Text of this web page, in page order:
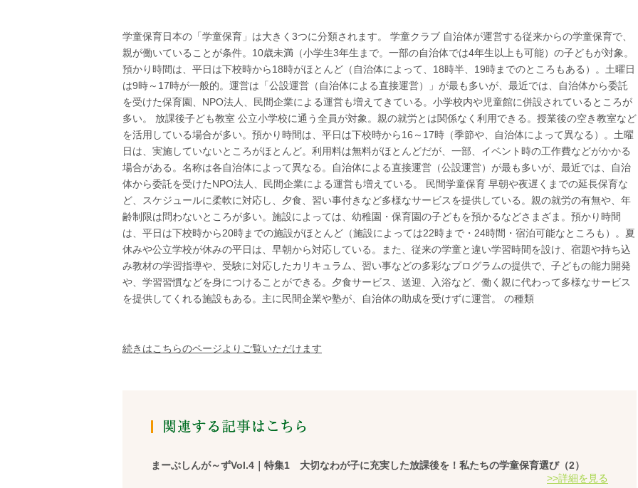
学童保育日本の「学童保育」は大きく3つに分類されます。 学童クラブ 自治体が運営する従来からの学童保育で、
親が働いていることが条件。10歳未満（小学生3年生まで。一部の自治体では4年生以上も可能）の子どもが対象。
預かり時間は、平日は下校時から18時がほとんど（自治体によって、18時半、19時までのところもある）。土曜日
は9時～17時が一般的。運営は「公設運営（自治体による直接運営）」が最も多いが、最近では、自治体から委託
を受けた保育園、NPO法人、民間企業による運営も増えてきている。小学校内や児童館に併設されているところが
多い。 放課後子ども教室 公立小学校に通う全員が対象。親の就労とは関係なく利用できる。授業後の空き教室など
を活用している場合が多い。預かり時間は、平日は下校時から16～17時（季節や、自治体によって異なる）。土曜
日は、実施していないところがほとんど。利用料は無料がほとんどだが、一部、イベント時の工作費などがかかる
場合がある。名称は各自治体によって異なる。自治体による直接運営（公設運営）が最も多いが、最近では、自治
体から委託を受けたNPO法人、民間企業による運営も増えている。 民間学童保育 早朝や夜遅くまでの延長保育な
ど、スケジュールに柔軟に対応し、夕食、習い事付きなど多様なサービスを提供している。親の就労の有無や、年
齢制限は問わないところが多い。施設によっては、幼稚園・保育園の子どもを預かるなどさまざま。預かり時間
は、平日は下校時から20時までの施設がほとんど（施設によっては22時まで・24時間・宿泊可能なところも）。夏
休みや公立学校が休みの平日は、早朝から対応している。また、従来の学童と違い学習時間を設け、宿題や持ち込
み教材の学習指導や、受験に対応したカリキュラム、習い事などの多彩なプログラムの提供で、子どもの能力開発
や、学習習慣などを身につけることができる。夕食サービス、送迎、入浴など、働く親に代わって多様なサービス
を提供してくれる施設もある。主に民間企業や塾が、自治体の助成を受けずに運営。 の種類
続きはこちらのページよりご覧いただけます
まーぶしんが～ずVol.4｜特集1 大切なわが子に充実した放課後を！私たちの学童保育選び（2）
>>詳細を見る